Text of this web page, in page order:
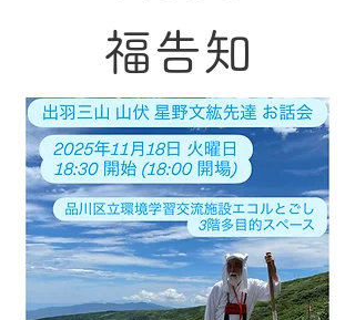
​福告知